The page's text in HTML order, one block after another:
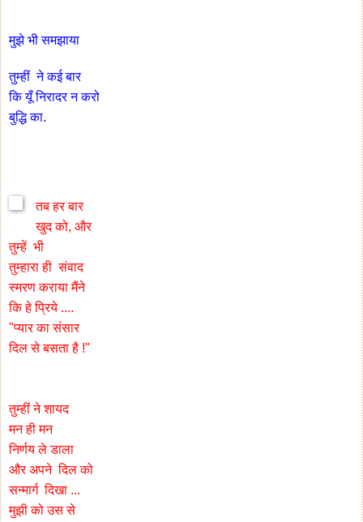
मुझे भी समझाया
तुम्हीं ने कई बार
कि यूँ निरादर न करो
बुद्धि का.
तब हर बार
खुद को, और
तुम्हें भी
तुम्हारा ही संवाद
स्मरण कराया मैंने
कि हे प्रिये ....
"प्यार का संसार
दिल से बसता है !"
तुम्हीं ने शायद
मन ही मन
निर्णय ले डाला
और अपने दिल को
सन्मार्ग दिखा ...
मुझी को उस से